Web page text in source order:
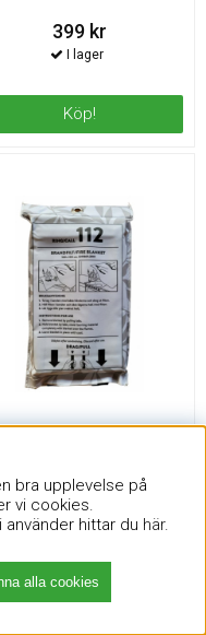
399 kr
Köp!
bra upplevelse på
vi cookies.
hittar du här.
alla cookies